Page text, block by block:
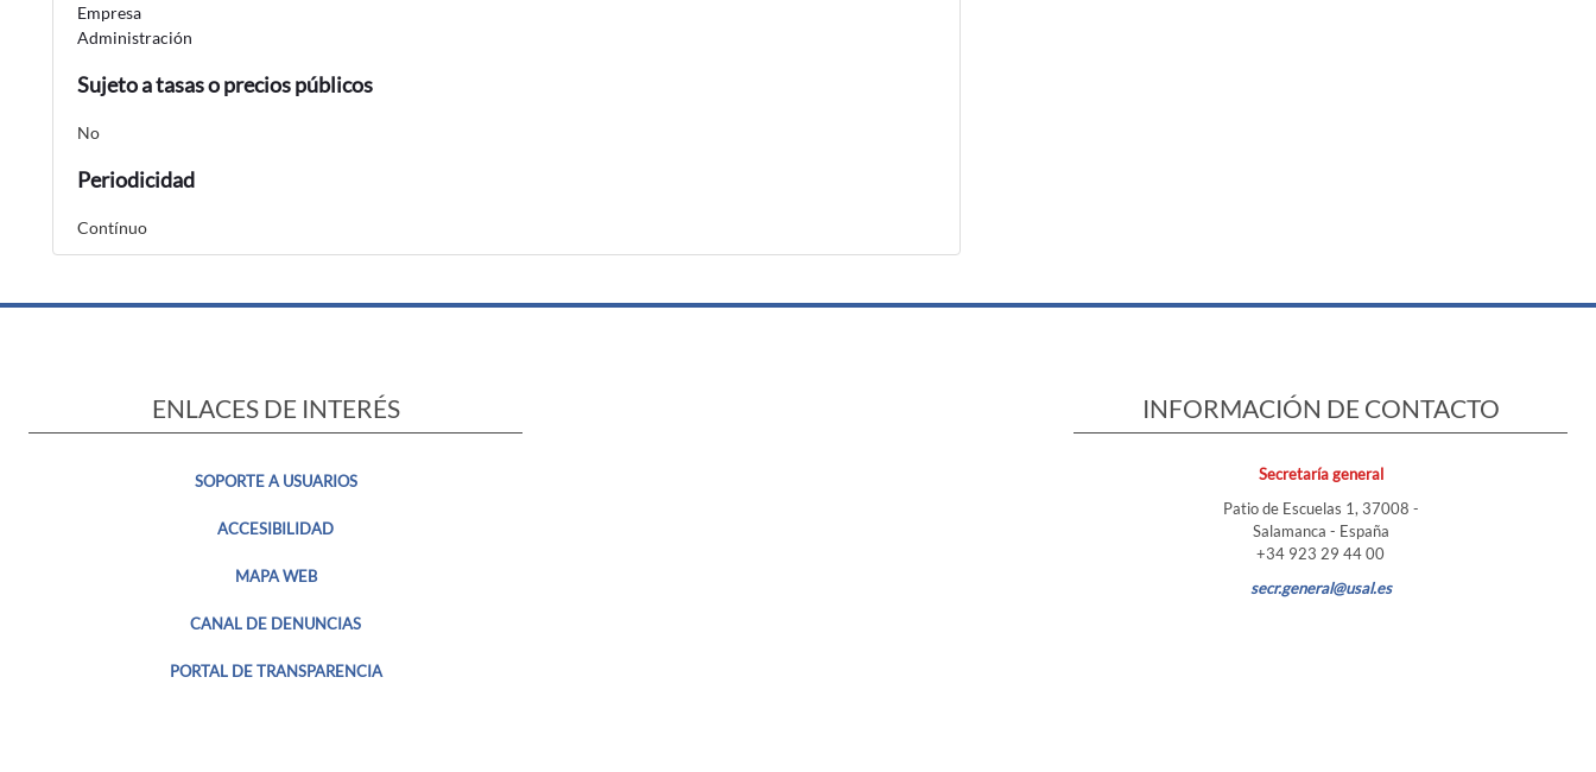
Empresa
Administración
Sujeto a tasas o precios públicos
No
Periodicidad
Contínuo
ENLACES DE INTERÉS
SOPORTE A USUARIOS
ACCESIBILIDAD
MAPA WEB
CANAL DE DENUNCIAS
PORTAL DE TRANSPARENCIA
INFORMACIÓN DE CONTACTO
Secretaría general
Patio de Escuelas 1, 37008 -
Salamanca - España
+34 923 29 44 00
secr.general@usal.es